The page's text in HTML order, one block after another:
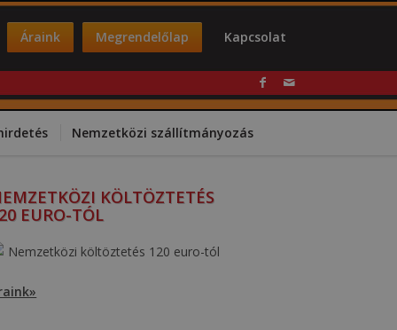
Áraink Megrendelőlap Kapcsolat
Nemzetközi szállítmányozás
KÖLTÖZTETÉS
EURO-TÓL